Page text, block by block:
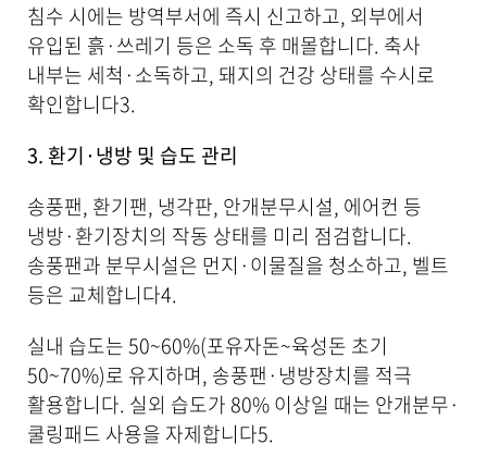
침수 시에는 방역부서에 즉시 신고하고, 외부에서
유입된 흙·쓰레기 등은 소독 후 매몰합니다. 축사
내부는 세척·소독하고, 돼지의 건강 상태를 수시로
확인합니다3.
3. 환기·냉방 및 습도 관리
송풍팬, 환기팬, 냉각판, 안개분무시설, 에어컨 등
냉방·환기장치의 작동 상태를 미리 점검합니다.
송풍팬과 분무시설은 먼지·이물질을 청소하고, 벨트
등은 교체합니다4.
실내 습도는 50~60%(포유자돈~육성돈 초기
50~70%)로 유지하며, 송풍팬·냉방장치를 적극
활용합니다. 실외 습도가 80% 이상일 때는 안개분무·
쿨링패드 사용을 자제합니다5.